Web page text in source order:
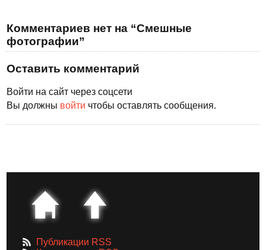
Комментариев нет на “Смешные
фотографии”
Оставить комментарий
Войти на сайт через соцсети
Вы должны войти чтобы оставлять сообщения.
Публикации RSS